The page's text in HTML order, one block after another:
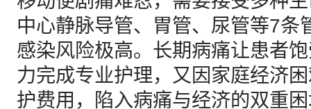
中心静脉导管、胃管、尿管等7条
感染风险极高。长期病痛让患者
力完成专业护理，又因家庭经济
护费用，陷入病痛与经济的双重